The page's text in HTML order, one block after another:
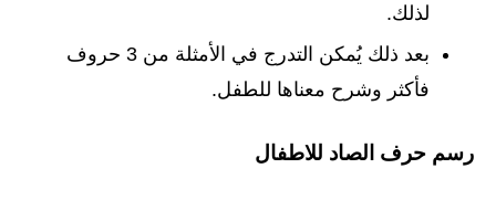
لذلك.
بعد ذلك يُمكن التدرج في الأمثلة من 3 حروف
فأكثر وشرح معناها للطفل.
رسم حرف الصاد للاطفال